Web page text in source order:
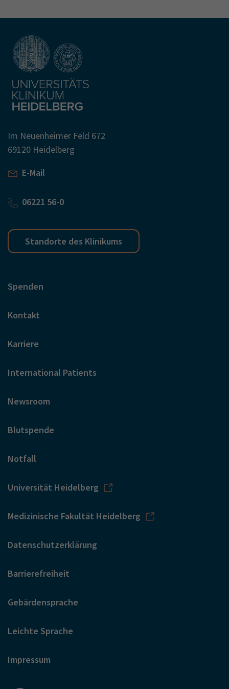
Im Neuenheimer Feld 672
69120 Heidelberg
E-Mail
06221 56-0
Standorte des Klinikums
Spenden
Kontakt
Karriere
International Patients
Newsroom
Blutspende
Notfall
Universität Heidelberg
Medizinische Fakultät Heidelberg
Datenschutzerklärung
Barrierefreiheit
Gebärdensprache
Leichte Sprache
Impressum